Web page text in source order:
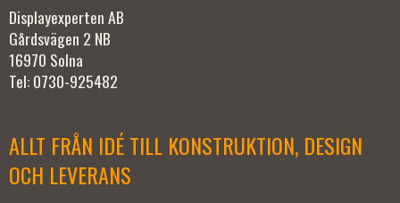
Displayexperten AB
Gårdsvägen 2 NB
16970 Solna
Tel: 0730-925482
ALLT FRÅN IDÉ TILL KONSTRUKTION, DESIGN
OCH LEVERANS